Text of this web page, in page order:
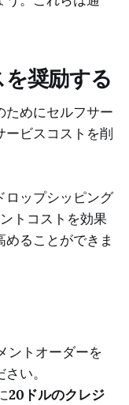
奨励する
ためにセルフサー
ービスコストを削
ロップシッピング
トコストを効果
ることができま
ントオーダーを
い。
20ドルのクレジ